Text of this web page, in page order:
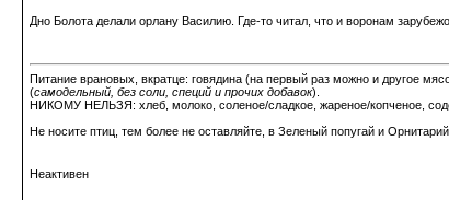
Дно Болота делали орлану Василию. Где-то читал, что и воронам
Питание врановых, вкратце: говядина (на первый раз можно и другое
(самодельный, без соли, специй и прочих добавок).
НИКОМУ НЕЛЬЗЯ: хлеб, молоко, соленое/сладкое, жареное/копченое,
Не носите птиц, тем более не оставляйте, в Зеленый попугай и Орнитарий
Неактивен